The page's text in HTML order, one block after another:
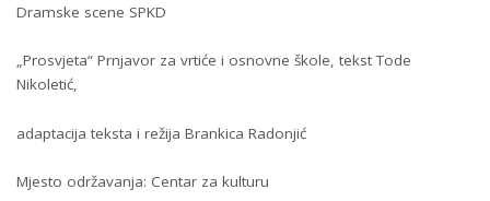
Dramske scene SPKD
„Prosvjeta“ Prnjavor za vrtiće i osnovne škole, tekst Tode
Nikoletić,
adaptacija teksta i režija Brankica Radonjić
Mjesto održavanja: Centar za kulturu